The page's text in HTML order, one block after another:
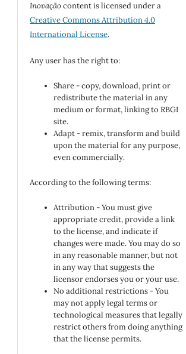
Inovaçãocontent is licensed under a
Creative Commons Attribution 4.0
International License.
Any user has the right to:
Share - copy, download, print or
redistribute the material in any
medium or format, linking to RBGI
site.
Adapt - remix, transform and build
upon the material for any purpose,
even commercially.
According to the following terms:
Attribution - You must give
appropriate credit, provide a link
to the license, and indicate if
changes were made. You may do so
in any reasonable manner, but not
in any way that suggests the
licensor endorses you or your use.
No additional restrictions - You
may not apply legal terms or
technological measures that legally
restrict others from doing anything
that the license permits.